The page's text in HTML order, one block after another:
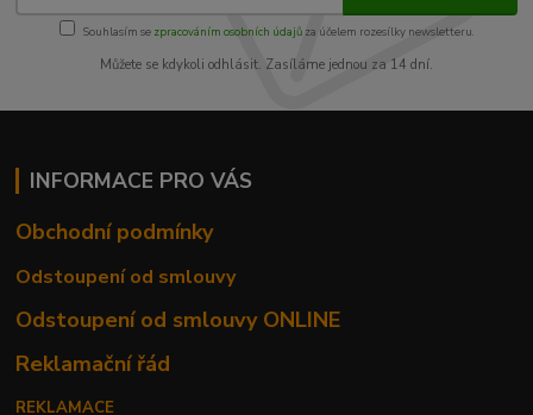
Souhlasím se zpracováním osobních údajůza účelem rozesílky newsletteru.
Můžete se kdykoli odhlásit. Zasíláme jednou za 14 dní.
INFORMACE PRO VÁS
Obchodní podmínky
Odstoupení od smlouvy
Odstoupení od smlouvy ONLINE
Reklamační řád
REKLAMACE